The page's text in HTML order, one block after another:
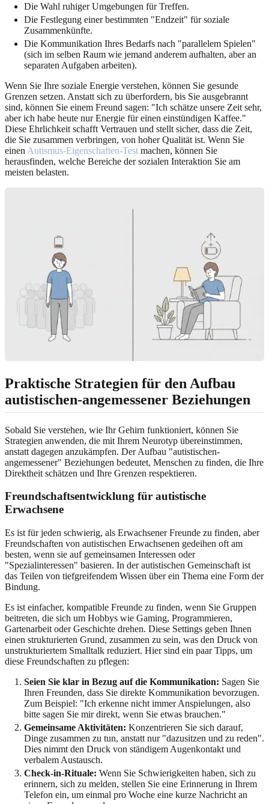
Die Wahl ruhiger Umgebungen für Treffen.
Die Festlegung einer bestimmten "Endzeit" für soziale
Zusammenkünfte.
Die Kommunikation Ihres Bedarfs nach "parallelem Spielen"
(sich im selben Raum wie jemand anderem aufhalten, aber an
separaten Aufgaben arbeiten).
Wenn Sie Ihre soziale Energie verstehen, können Sie gesunde
Grenzen setzen. Anstatt sich zu überfordern, bis Sie ausgebrannt
sind, können Sie einem Freund sagen: "Ich schätze unsere Zeit sehr,
aber ich habe heute nur Energie für einen einstündigen Kaffee."
Diese Ehrlichkeit schafft Vertrauen und stellt sicher, dass die Zeit,
die Sie zusammen verbringen, von hoher Qualität ist. Wenn Sie
einen Autismus-Eigenschaften-Test machen, können Sie
herausfinden, welche Bereiche der sozialen Interaktion Sie am
meisten belasten.
Praktische Strategien für den Aufbau
autistischen-angemessener Beziehungen
Sobald Sie verstehen, wie Ihr Gehirn funktioniert, können Sie
Strategien anwenden, die mit Ihrem Neurotyp übereinstimmen,
anstatt dagegen anzukämpfen. Der Aufbau "autistischen-
angemessener" Beziehungen bedeutet, Menschen zu finden, die Ihre
Direktheit schätzen und Ihre Grenzen respektieren.
Freundschaftsentwicklung für autistische
Erwachsene
Es ist für jeden schwierig, als Erwachsener Freunde zu finden, aber
Freundschaften von autistischen Erwachsenen gedeihen oft am
besten, wenn sie auf gemeinsamen Interessen oder
"Spezialinteressen" basieren. In der autistischen Gemeinschaft ist
das Teilen von tiefgreifendem Wissen über ein Thema eine Form der
Bindung.
Es ist einfacher, kompatible Freunde zu finden, wenn Sie Gruppen
beitreten, die sich um Hobbys wie Gaming, Programmieren,
Gartenarbeit oder Geschichte drehen. Diese Settings geben Ihnen
einen strukturierten Grund, zusammen zu sein, was den Druck von
unstrukturiertem Smalltalk reduziert. Hier sind ein paar Tipps, um
diese Freundschaften zu pflegen:
Seien Sie klar in Bezug auf die Kommunikation: Sagen Sie
Ihren Freunden, dass Sie direkte Kommunikation bevorzugen.
Zum Beispiel: "Ich erkenne nicht immer Anspielungen, also
bitte sagen Sie mir direkt, wenn Sie etwas brauchen."
Gemeinsame Aktivitäten: Konzentrieren Sie sich darauf,
Dinge zusammen zu tun, anstatt nur "dazusitzen und zu reden".
Dies nimmt den Druck von ständigem Augenkontakt und
verbalem Austausch.
Check-in-Rituale: Wenn Sie Schwierigkeiten haben, sich zu
erinnern, sich zu melden, stellen Sie eine Erinnerung in Ihrem
Telefon ein, um einmal pro Woche eine kurze Nachricht an